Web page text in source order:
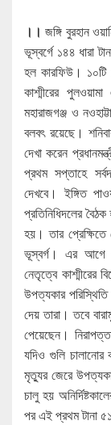
।। জঙ্গি বুরহান
ভূস্বর্গে ১৪৪ ধারা
হল কারফিউ। ১০টি
কাশ্মীরের
মহারাজগঞ্জ ও
বলবৎ রয়েছে।
দেখা করেন
প্রথম সপ্তাহে
দেখবে। ইঙ্গিত
প্রতিনিধিদলের
হয়। তার
ভূস্বর্গ। এর আগে
নেতৃত্বে কাশ্মীরের
উপত্যকার
দেয় তারা। তবে
পেয়েছেন।
যদিও গুলি
মৃত্যুর জেরে
চালু হয়
পর এই প্রথম টানা